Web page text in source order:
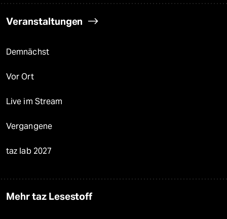
Veranstaltungen
Demnächst
Vor Ort
Live im Stream
Vergangene
taz lab 2027
Mehr taz Lesestoff